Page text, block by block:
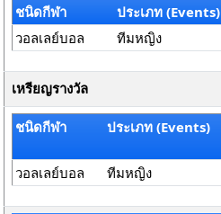
ชนิดกีฬา
ประเภท (Events)
วอลเลย์บอล
ทีมหญิง
เหรียญรางวัล
ชนิดกีฬา ประเภท (Events)
วอลเลย์บอล ทีมหญิง